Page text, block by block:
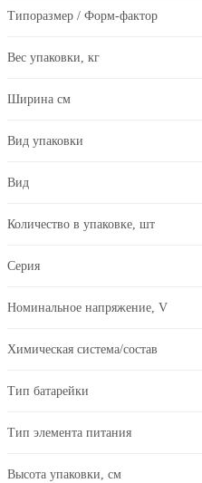
Типоразмер / Форм-фактор
Вес упаковки, кг
Ширина см
Вид упаковки
Вид
Количество в упаковке, шт
Серия
Номинальное напряжение, V
Химическая система/состав
Тип батарейки
Тип элемента питания
Высота упаковки, см